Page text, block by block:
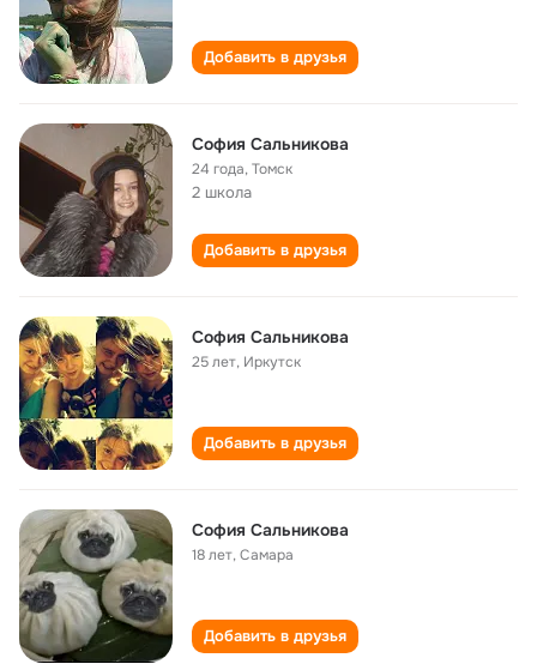
Добавить в друзья
София Сальникова
24 года,Томск
2 школа
Добавить в друзья
София Сальникова
25 лет, Иркутск
Добавить в друзья
София Сальникова
18 лет,Самара
Добавить в друзья